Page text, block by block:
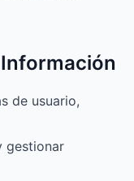
de usuario,
gestionar